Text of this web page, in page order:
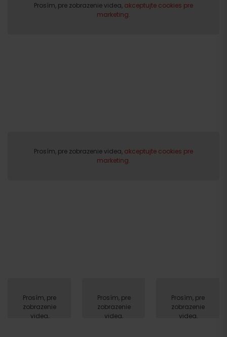
Prosím, pre zobrazenie videa, akceptujte cookies pre
marketing.
Prosím, pre zobrazenie videa, akceptujte cookies pre
marketing.
Prosím, pre
zobrazenie
videa,
Prosím, pre
zobrazenie
videa,
Prosím, pre
zobrazenie
videa,